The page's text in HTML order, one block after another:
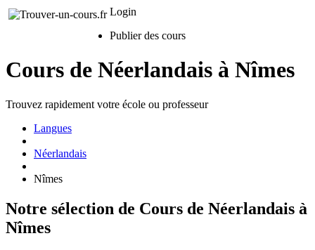
Login
Publier des cours
Cours de Néerlandais à Nîmes
Trouvez rapidement votre école ou professeur
Langues
Néerlandais
Nîmes
Notre sélection de Cours de Néerlandais à
Nîmes